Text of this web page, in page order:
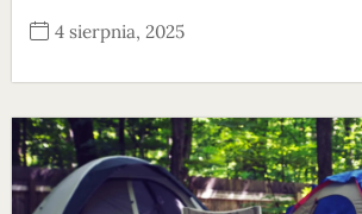
4 sierpnia, 2025